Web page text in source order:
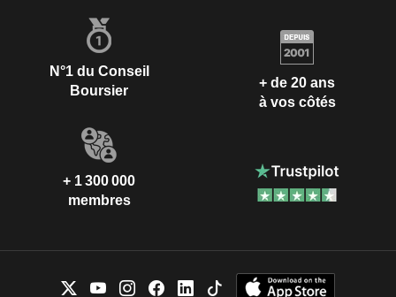
N°1 du Conseil
Boursier
+ de 20 ans
à vos côtés
+ 1 300 000
membres